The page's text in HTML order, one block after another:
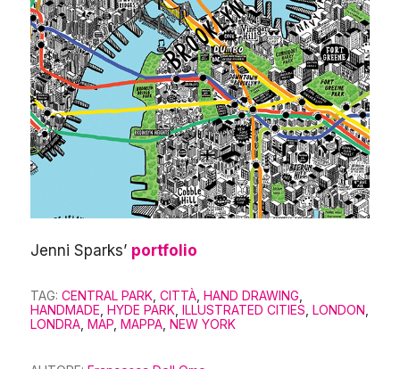
Jenni Sparks’ portfolio
TAG: CENTRAL PARK CITTÀ HAND DRAWING
HANDMADE HYDE PARK ILLUSTRATED CITIES LONDON
LONDRA MAP MAPPA NEW YORK